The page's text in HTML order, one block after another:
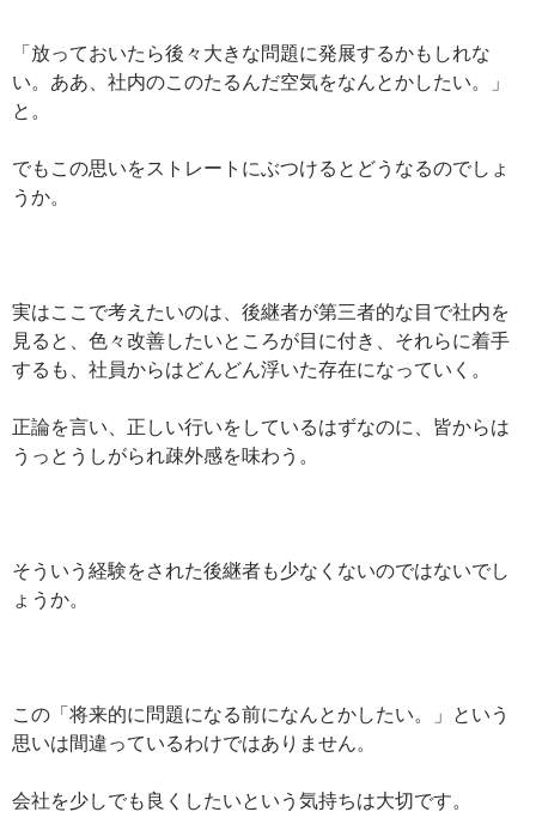
「放っておいたら後々大きな問題に発展するかもしれな
い。ああ、社内のこのたるんだ空気をなんとかしたい。」
と。
でもこの思いをストレートにぶつけるとどうなるのでしょ
うか。
実はここで考えたいのは、後継者が第三者的な目で社内を
見ると、色々改善したいところが目に付き、それらに着手
するも、社員からはどんどん浮いた存在になっていく。
正論を言い、正しい行いをしているはずなのに、皆からは
うっとうしがられ疎外感を味わう。
そういう経験をされた後継者も少なくないのではないでし
ょうか。
この「将来的に問題になる前になんとかしたい。」という
思いは間違っているわけではありません。
会社を少しでも良くしたいという気持ちは大切です。